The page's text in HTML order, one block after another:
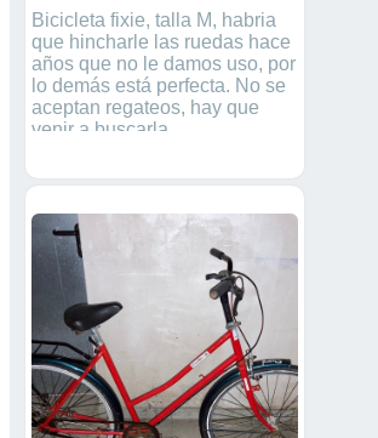
Bicicleta fixie, talla M, habria
que hincharle las ruedas hace
años que no le damos uso, por
lo demás está perfecta. No se
aceptan regateos, hay que
venir a buscarla.